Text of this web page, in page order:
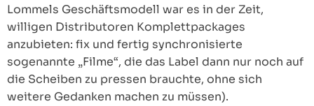
Lommels Geschäftsmodell war es in der Zeit,
willigen Distributoren Komplettpackages
anzubieten: fix und fertig synchronisierte
sogenannte „Filme“, die das Label dann nur noch auf
die Scheiben zu pressen brauchte, ohne sich
weitere Gedanken machen zu müssen).